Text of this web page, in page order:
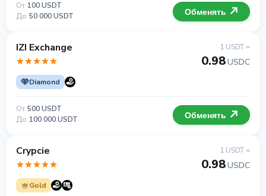
От 100 USDT
До 50 000 USDT Обменять
IZI Exchange
Diamond
1 USDT =
0.98USDC
От 500 USDT
До 100 000 USDT Обменять
Crypcie
Gold
1 USDT =
0.98USDC